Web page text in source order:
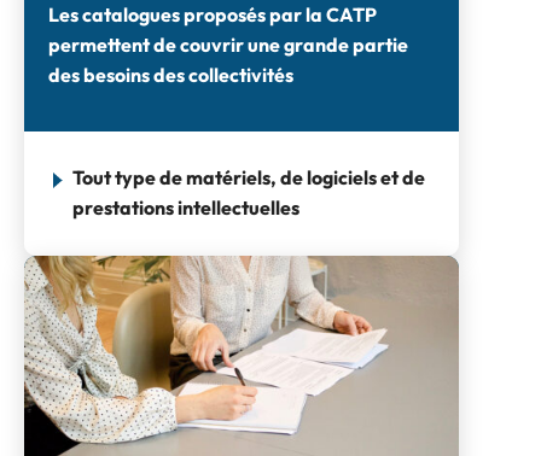
Les catalogues proposés par la CATP
permettent de couvrir une grande partie
des besoins des collectivités
Tout type de matériels, de logiciels et de
prestations intellectuelles